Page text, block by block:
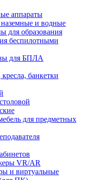
аппараты
и водные
для образования
беспилотными
для БПЛА
банкетки
для предметных
VR/AR
и виртуальные